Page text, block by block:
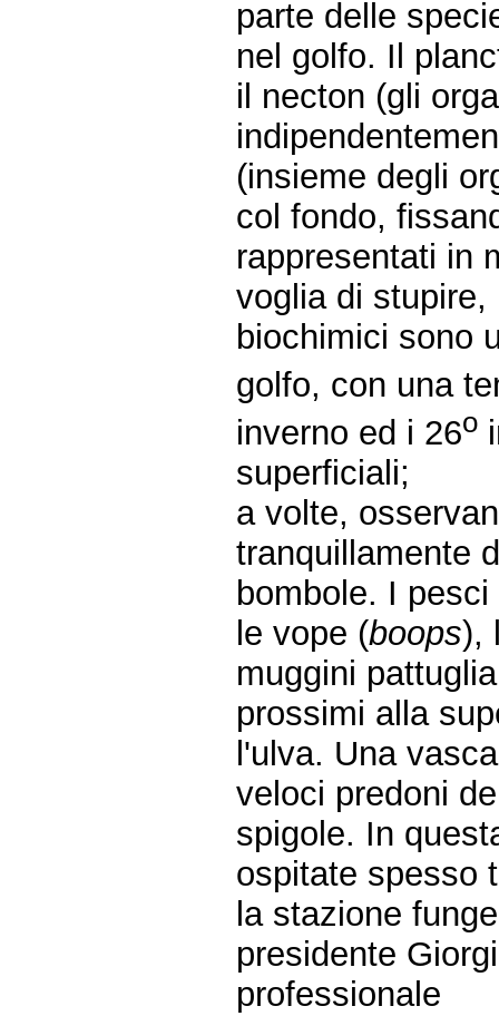
parte delle
nel golfo. Il
il necton (gli
(insieme degli
col fondo,
rappresentati in
voglia di
biochimici sono
golfo, con una
inverno ed i 26o
superficiali;
a volte,
tranquillamente
bombole. I
le vope (boops),
muggini
prossimi alla
l'ulva. Una
veloci predoni
spigole. In
ospitate spesso
la stazione
presidente
professionale